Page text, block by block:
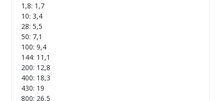
1,8: 1,7
10: 3,4
28: 5,5
50: 7,1
100: 9,4
144: 11,1
200: 12,8
400: 18,3
430: 19
800: 26,5